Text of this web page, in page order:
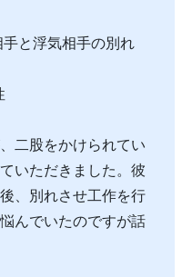
と浮気相手の別れ
二股をかけられてい
いただきました。彼
、別れさせ工作を行
んでいたのですが話